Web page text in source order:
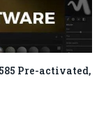
Pre-activated,